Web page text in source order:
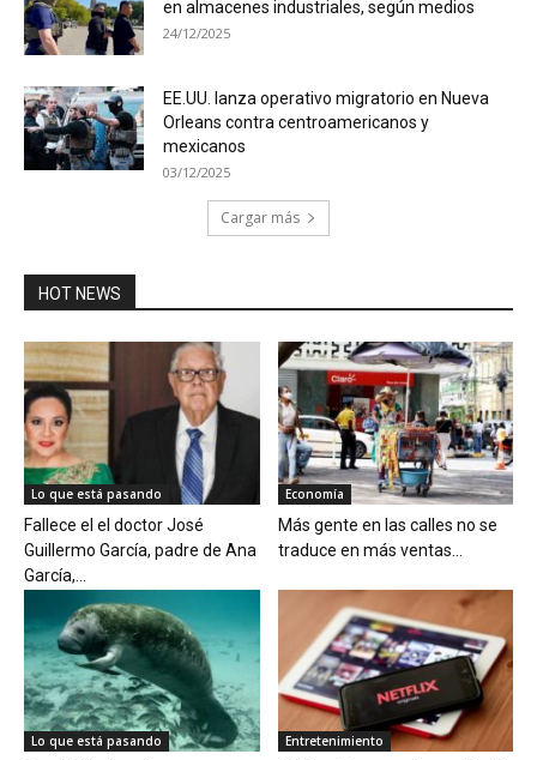
en almacenes industriales, según medios
24/12/2025
EE.UU. lanza operativo migratorio en Nueva
Orleans contra centroamericanos y
mexicanos
03/12/2025
Cargar más
HOT NEWS
Lo que está pasando
Fallece el el doctor José
Guillermo García, padre de Ana
García,...
Economía
Más gente en las calles no se
traduce en más ventas...
Lo que está pasando Entretenimiento